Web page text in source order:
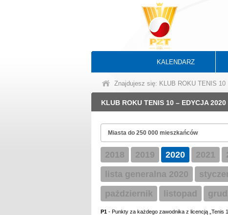
KALENDARZ
Znajdujesz się: KLUB ROKU TENIS 10
KLUB ROKU TENIS 10 – EDYCJA 2020
2018 2019 2020 2021
lista generalna 2020
pażdziernik
listopad
P1 - Punkty za każdego zawodnika z licencją „Tenis